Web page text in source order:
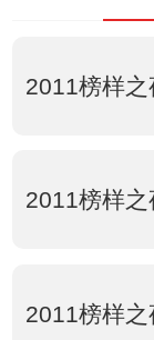
2011榜样之
2011榜样之
2011榜样之